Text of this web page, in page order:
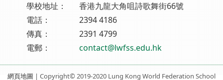
學校地址：
香港九龍大角咀詩歌舞街66號
電話：
2394 4186
傳真：
2391 4799
電郵：
contact@lwfss.edu.hk
網頁地圖 | Copyright© 2019-2020 Lung Kong World Federation School